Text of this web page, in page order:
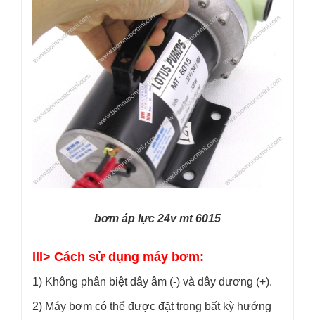
bơm áp lực 24v mt 6015
III> Cách sử dụng máy bơm:
1) Không phân biệt dây âm (-) và dây dương (+).
2) Máy bơm có thể được đặt trong bất kỳ hướng